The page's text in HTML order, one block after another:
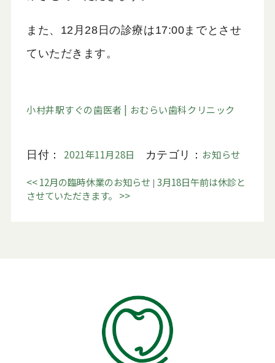
また、12月28日の診療は17:00までとさせ
ていただきます。
小村井駅すぐの歯医者 | おむらい歯科クリニック
日付： 2021年11月28日 カテゴリ： お知らせ
<<12月の臨時休業のお知らせ | 3月18日午前は休診と
させていただきます。 >>